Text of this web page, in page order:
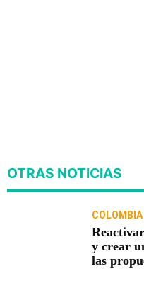
OTRAS NOTICIAS
COLOMBIA
y crear
las